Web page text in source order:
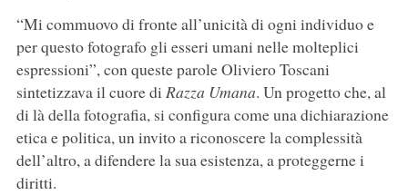
“Mi commuovo di fronte all’unicità di ogni individuo e
per questo fotografo gli esseri umani nelle molteplici
espressioni”, con queste parole OlivieroToscani
sintetizzava il cuore di Razza Umana. Un progetto che, al
di là della fotografia, si configura come una dichiarazione
etica e politica, un invito a riconoscere la complessità
dell’altro, a difendere la sua esistenza, a proteggerne i
diritti.